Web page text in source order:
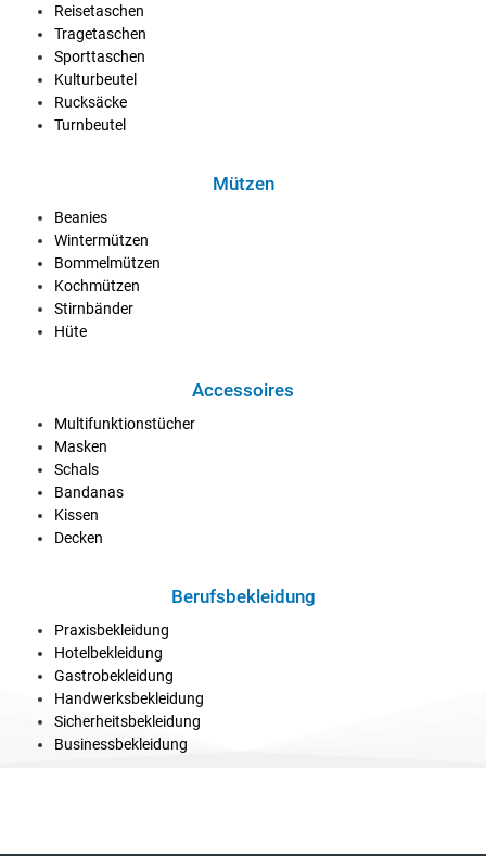
Reisetaschen
Tragetaschen
Sporttaschen
Kulturbeutel
Rucksäcke
Turnbeutel
Mützen
Beanies
Wintermützen
Bommelmützen
Kochmützen
Stirnbänder
Hüte
Accessoires
Multifunktionstücher
Masken
Schals
Bandanas
Kissen
Decken
Berufsbekleidung
Praxisbekleidung
Hotelbekleidung
Gastrobekleidung
Handwerksbekleidung
Sicherheitsbekleidung
Businessbekleidung